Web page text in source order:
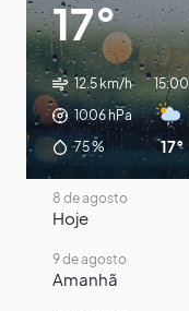
17°
12.5 km/h
1006 hPa
75%
15:00
17°
8 de agosto
Hoje
9 de agosto
Amanhã